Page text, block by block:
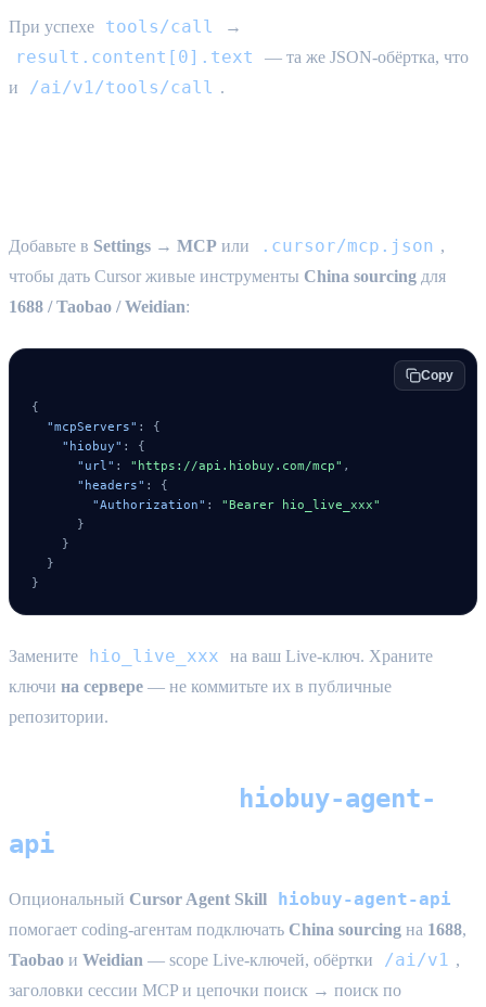
При успехе tools/call →
result.content[0].text
— та же JSON-обёртка, что
и
/ai/v1/tools/call .
Добавьте в Settings → MCP или .cursor/mcp.json ,
чтобы дать Cursor живые инструменты China sourcing для
1688 / Taobao / Weidian:
Copy
{
"mcpServers" :
{
"hiobuy" :
{
"url" : "https://api.hiobuy.com/mcp" ,
"headers" :
{
"Authorization" :
"Bearer hio_live_xxx"
}
}
}
}
Замените hio_live_xxx
на ваш Live-ключ. Храните
ключи на сервере — не коммитьте их в публичные
репозитории.
hiobuy-agent-
api
Опциональный Cursor Agent Skill hiobuy-agent-api
помогает coding-агентам подключать China sourcing на 1688,
Taobao и Weidian — scope Live-ключей, обёртки /ai/v1
,
заголовки сессии MCP и цепочки поиск → поиск по